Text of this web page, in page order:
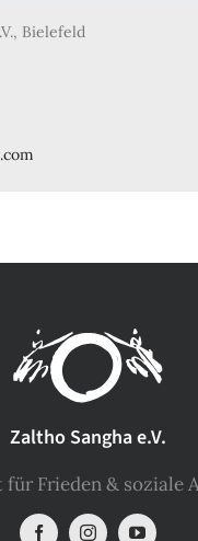
Bielefeld
Zaltho Sangha e.V.
für Frieden & soziale